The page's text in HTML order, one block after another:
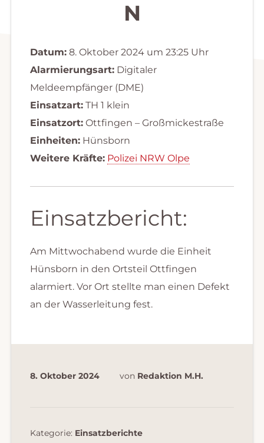
N
Datum:8. Oktober 2024 um 23:25 Uhr
Alarmierungsart:Digitaler
Meldeempfänger (DME)
Einsatzart:TH 1 klein
Einsatzort:Ottfingen – Großmickestraße
Einheiten:Hünsborn
Weitere Kräfte: Polizei NRW Olpe
Einsatzbericht:
Am Mittwochabend wurde die Einheit
Hünsborn in den Ortsteil Ottfingen
alarmiert. Vor Ort stellte man einen Defekt
an der Wasserleitung fest.
8. Oktober 2024 von Redaktion M.H.
Kategorie: Einsatzberichte